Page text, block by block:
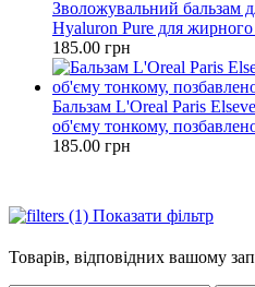
Зволожувальний бальзам
Hyaluron Pure для
185.00 грн
Бальзам L'Oreal Paris
об'єму тонкому,
185.00 грн
Показати фільтр
Товарів, відповідних вашому